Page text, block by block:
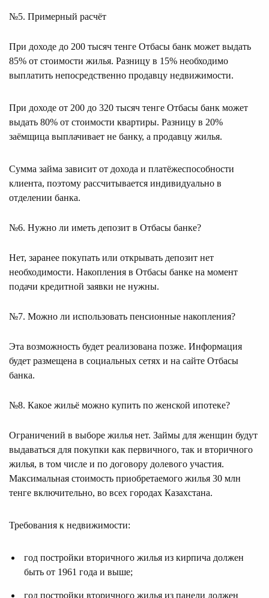
№5. Примерный расчёт
При доходе до 200 тысяч тенге Отбасы банк может выдать
85% от стоимости жилья. Разницу в 15% необходимо
выплатить непосредственно продавцу недвижимости.
При доходе от 200 до 320 тысяч тенге Отбасы банк может
выдать 80% от стоимости квартиры. Разницу в 20%
заёмщица выплачивает не банку, а продавцу жилья.
Сумма займа зависит от дохода и платёжеспособности
клиента, поэтому рассчитывается индивидуально в
отделении банка.
№6. Нужно ли иметь депозит в Отбасы банке?
Нет, заранее покупать или открывать депозит нет
необходимости. Накопления в Отбасы банке на момент
подачи кредитной заявки не нужны.
№7. Можно ли использовать пенсионные накопления?
Эта возможность будет реализована позже. Информация
будет размещена в социальных сетях и на сайте Отбасы
банка.
№8. Какое жильё можно купить по женской ипотеке?
Ограничений в выборе жилья нет. Займы для женщин будут
выдаваться для покупки как первичного, так и вторичного
жилья, в том числе и по договору долевого участия.
Максимальная стоимость приобретаемого жилья 30 млн
тенге включительно, во всех городах Казахстана.
Требования к недвижимости:
год постройки вторичного жилья из кирпича должен
быть от 1961 года и выше;
год постройки вторичного жилья из панели должен